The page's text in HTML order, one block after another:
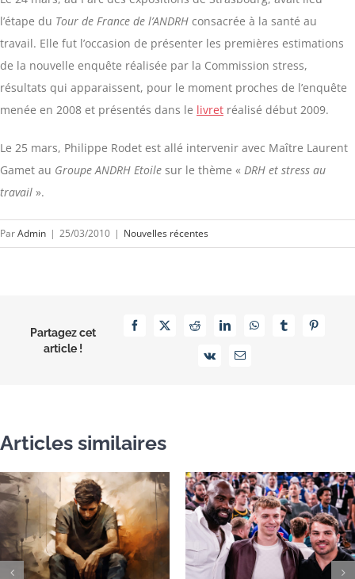
l’étape du Tour de France de l’ANDRH consacrée à la santé au
travail. Elle fut l’occasion de présenter les premières estimations
de la nouvelle enquête réalisée par la Commission stress,
résultats qui apparaissent, pour le moment proches de l’enquête
menée en 2008 et présentés dans le livret réalisé début 2009.
Le 25 mars, Philippe Rodet est allé intervenir avec Maître Laurent
Gamet au Groupe ANDRH Etoile sur le thème « DRH et stress au
travail ».
ParAdmin | 25/03/2010 | Nouvelles récentes
Partagez cet
article !
Facebook
X RedditLinkedInWhatsAppTumblrPinterest
Vk Email
Articles similaires